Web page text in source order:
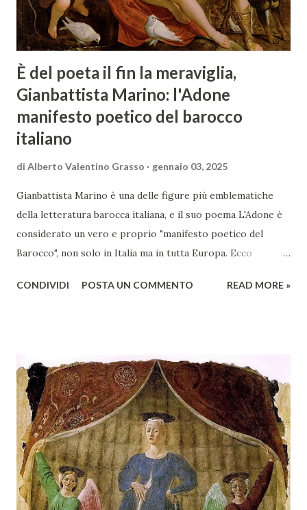
È del poeta il fin la meraviglia,
Gianbattista Marino: l'Adone
manifesto poetico del barocco
italiano
di Alberto Valentino Grasso gennaio 03, 2025
Gianbattista Marino è una delle figure più emblematiche
della letteratura barocca italiana, e il suo poema L'Adone è
considerato un vero e proprio "manifesto poetico del
Barocco", non solo in Italia ma in tutta Europa. Ecco
rendono un'opera fondamentale per il periodo. Marino fu
distacca dalla tradizione classica e rinascimentale,
abbracciando invece i principi del Barocco: l'arte come
meraviglia, l'ostentazione della tecnica e la ricerca del
sorprendente. Marino visse in un'epoca di grandi
cambiamenti culturali e sociali, e la sua opera riflette questa
complessità. L'Adone è un poema epico-mitologico in 20
canti, composto da oltre 40.000 versi. Narra la storia
d'amore tra Venere e Adone, tratta dalla mitologia ...
CONDIVIDI POSTA UN COMMENTO READ MORE »